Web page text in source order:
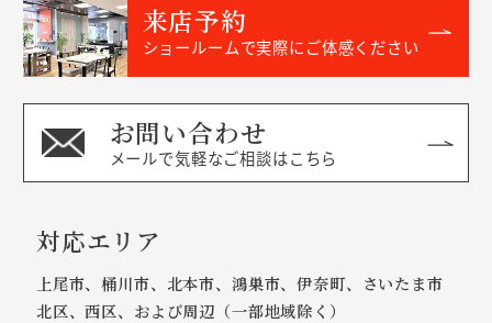
来店予約
ショールームで実際にご体感ください
お問い合わせ
メールで気軽なご相談はこちら
対応エリア
上尾市、桶川市、北本市、鴻巣市、伊奈町、さいたま市
北区、西区、および周辺（一部地域除く）